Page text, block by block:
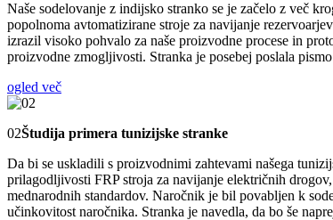
Naše sodelovanje z indijsko stranko se je začelo z več
popolnoma avtomatizirane stroje za navijanje
izrazil visoko pohvalo za naše proizvodne procese in
proizvodne zmogljivosti. Stranka je posebej poslala
ogled več
02Študija primera tunizijske stranke
Da bi se uskladili s proizvodnimi zahtevami našega
prilagodljivosti FRP stroja za navijanje električnih
mednarodnih standardov. Naročnik je bil povabljen k
učinkovitost naročnika. Stranka je navedla, da bo še